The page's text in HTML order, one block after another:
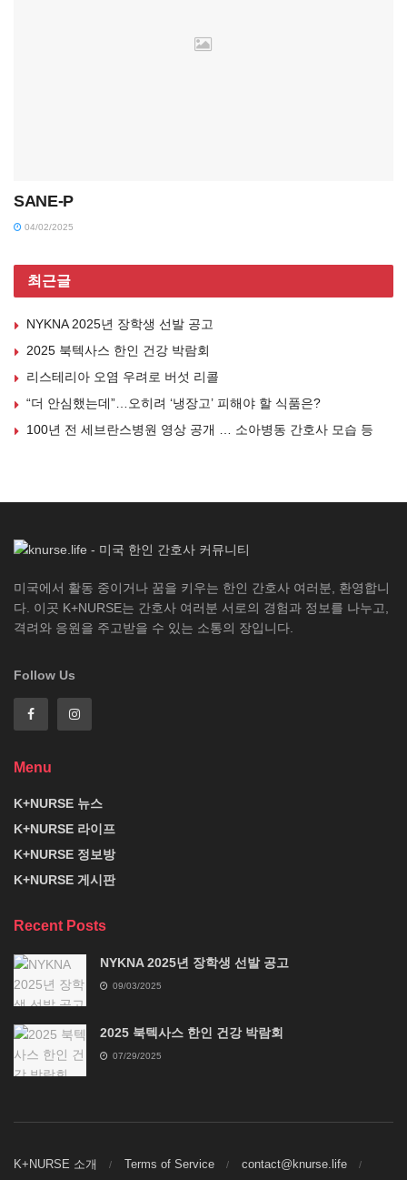
SANE-P
04/02/2025
최근글
NYKNA 2025년 장학생 선발 공고
2025 북텍사스 한인 건강 박람회
리스테리아 오염 우려로 버섯 리콜
“더 안심했는데”…오히려 ‘냉장고’ 피해야 할 식품은?
100년 전 세브란스병원 영상 공개 … 소아병동 간호사 모습 등
미국에서 활동 중이거나 꿈을 키우는 한인 간호사 여러분, 환영합니
다. 이곳 K+NURSE는 간호사 여러분 서로의 경험과 정보를 나누고,
격려와 응원을 주고받을 수 있는 소통의 장입니다.
Follow Us
Menu
K+NURSE 뉴스
K+NURSE 라이프
K+NURSE 정보방
K+NURSE 게시판
Recent Posts
NYKNA 2025년 장학생 선발 공고
09/03/2025
2025 북텍사스 한인 건강 박람회
07/29/2025
K+NURSE 소개 Terms of Service contact@knurse.life